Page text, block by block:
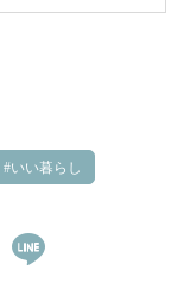
いい暮らし